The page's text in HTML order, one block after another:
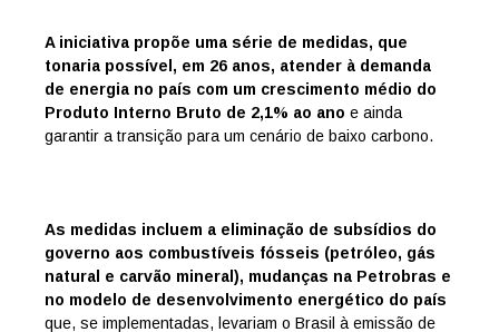
A iniciativa propõe uma série de medidas, que
tonaria possível, em 26 anos, atender à demanda
de energia no país com um crescimento médio do
Produto Interno Bruto de 2,1% ao ano e ainda
garantir a transição para um cenário de baixo carbono.
As medidas incluem a eliminação de subsídios do
governo aos combustíveis fósseis (petróleo, gás
natural e carvão mineral), mudanças na Petrobras e
no modelo de desenvolvimento energético do país
que, se implementadas, levariam o Brasil à emissão de